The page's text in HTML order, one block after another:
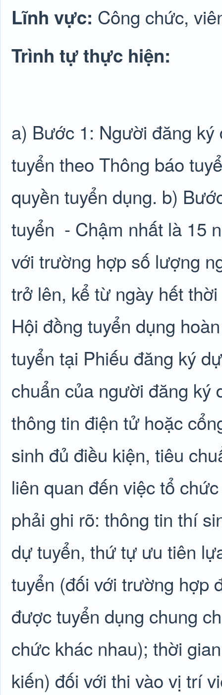
Lĩnh vực: Công chức,
Trình tự thực hiện:
a) Bước 1: Người đăng
tuyển theo Thông báo
quyền tuyển dụng. b)
tuyển - Chậm nhất là 15
với trường hợp số lượng
trở lên, kể từ ngày hết
Hội đồng tuyển dụng
tuyển tại Phiếu đăng ký
chuẩn của người đăng ký
thông tin điện tử hoặc
sinh đủ điều kiện, tiêu
liên quan đến việc tổ
phải ghi rõ: thông tin thí
dự tuyển, thứ tự ưu tiên
tuyển (đối với trường hợp
được tuyển dụng chung
chức khác nhau); thời
kiến) đối với thi vào vị trí